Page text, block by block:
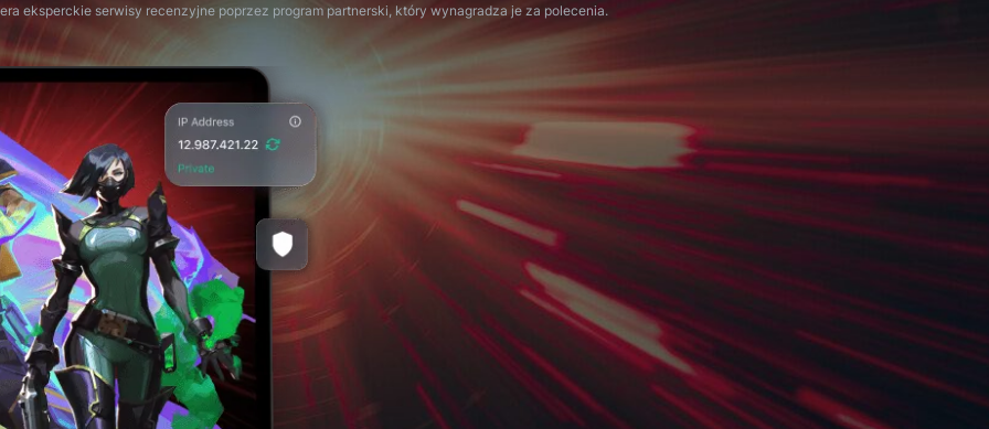
ochrony
tożsamości,
i usuwania
danych
eksperckie serwisy recenzyjne poprzez program partnerski, który wynagradza je za polecenia.